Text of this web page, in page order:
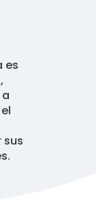
es
sus